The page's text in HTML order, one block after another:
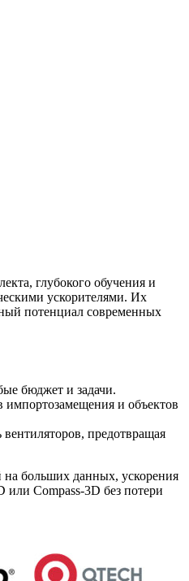
глубокого обучения и
ускорителями. Их
потенциал современных
бюджет и задачи.
и объектов
предотвращая
на больших данных, ускорения
Compass-3D без потери